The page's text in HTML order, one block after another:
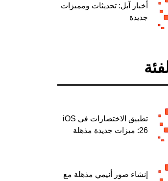
أخبار آبل: تحديثات ومميزات
جديدة
تطبيق الاختصارات في iOS
26: ميزات جديدة مذهلة
إنشاء صور أنيمي مذهلة مع